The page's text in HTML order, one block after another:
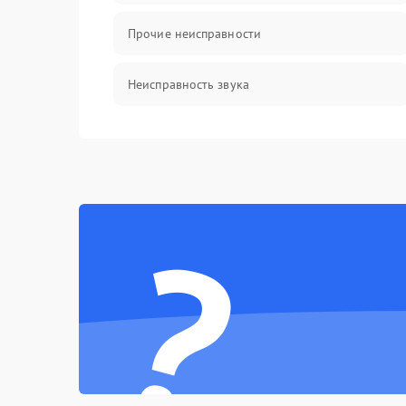
Прочие неисправности
Неисправность звука
?